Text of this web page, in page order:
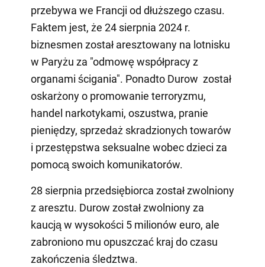
przebywa we Francji od dłuższego czasu.
Faktem jest, że 24 sierpnia 2024 r.
biznesmen został aresztowany na lotnisku
w Paryżu za "odmowę współpracy z
organami ścigania". Ponadto Durow został
oskarżony o promowanie terroryzmu,
handel narkotykami, oszustwa, pranie
pieniędzy, sprzedaż skradzionych towarów
i przestępstwa seksualne wobec dzieci za
pomocą swoich komunikatorów.
28 sierpnia przedsiębiorca został zwolniony
z aresztu. Durow został zwolniony za
kaucją w wysokości 5 milionów euro, ale
zabroniono mu opuszczać kraj do czasu
zakończenia śledztwa.